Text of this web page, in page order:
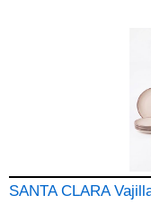
SANTA CLARA